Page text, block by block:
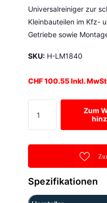
Universalreiniger zur
Kleinbauteilen im Kfz-
Getriebe sowie
SKU: H-LM1840
CHF 100.55 Inkl. MwSt
Zum
Spezifikationen